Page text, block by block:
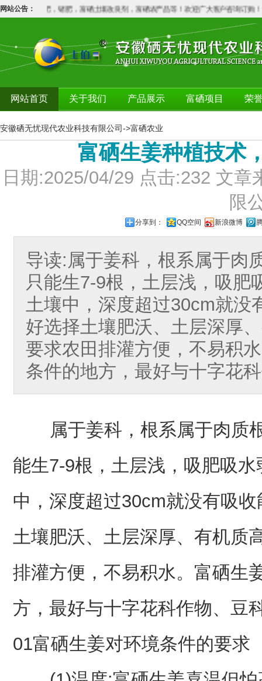
网站公告：
肥，铬肥，锗肥，富硒土壤改良剂，富硒农产品等！欢迎广大客户咨询订购！含
网站首页 关于我们 产品展示 富硒项目 荣
安徽硒无忧现代农业科技有限公司->富硒农业
富硒生姜种植技术
日期:2025/04/29 点击:232 文
限
分享到： QQ空间 新浪微博
导读:属于姜科，根系属于肉
只能生7-9根，土层浅，吸肥
土壤中，深度超过30cm就没
好选择土壤肥沃、土层深厚
要求农田排灌方便，不易积
条件的地方，最好与十字花
属于姜科，根系属于肉质
能生7-9根，土层浅，吸肥吸
中，深度超过30cm就没有吸
土壤肥沃、土层深厚、有机质
排灌方便，不易积水。富硒生
方，最好与十字花科作物、豆
01富硒生姜对环境条件的要求